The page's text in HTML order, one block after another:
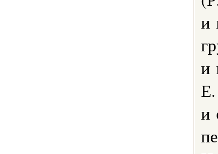
и
и
и